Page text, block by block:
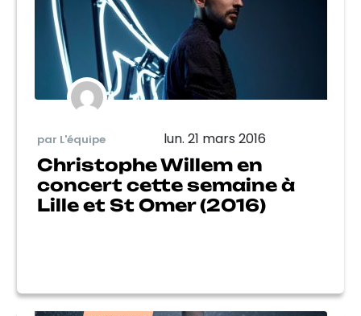
par L'équipe lun. 21 mars 2016
Christophe Willem en
concert cette semaine à
Lille et St Omer (2016)